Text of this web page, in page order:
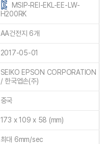
MSIP-REI-EKL-EE-LW-
H200RK
AA건전지 6개
2017-05-01
SEIKO EPSON CORPORATION
/ 한국엡손(주)
중국
173 x 109 x 58 (mm)
최대 6mm/sec